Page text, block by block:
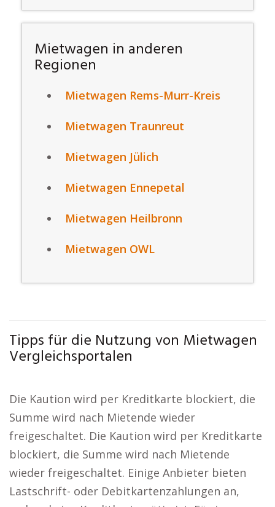
Mietwagen in anderen
Regionen
Mietwagen Rems-Murr-Kreis
Mietwagen Traunreut
Mietwagen Jülich
Mietwagen Ennepetal
Mietwagen Heilbronn
Mietwagen OWL
Tipps für die Nutzung von Mietwagen
Vergleichsportalen
Die Kaution wird per Kreditkarte blockiert, die
Summe wird nach Mietende wieder
freigeschaltet. Die Kaution wird per Kreditkarte
blockiert, die Summe wird nach Mietende
wieder freigeschaltet. Einige Anbieter bieten
Lastschrift- oder Debitkartenzahlungen an,